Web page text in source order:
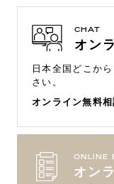
CHAT
オン
日本全国どこか
さい。
オンライン無料
ONLINE
オン